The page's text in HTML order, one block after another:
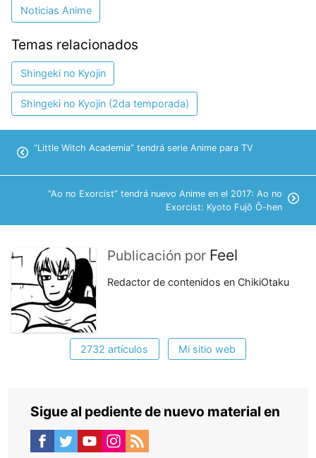
Noticias Anime
Temas relacionados
Shingeki no Kyojin
Shingeki no Kyojin (2da temporada)
“Little Witch Academia” tendrá serie Anime para TV
“Ao no Exorcist” tendrá nuevo Anime en el 2017: Ao no
Exorcist: Kyoto Fujō Ō-hen
Publicación por Feel
Redactor de contenidos en ChikiOtaku
2732 artículos Mi sitio web
Sigue al pediente de nuevo material en